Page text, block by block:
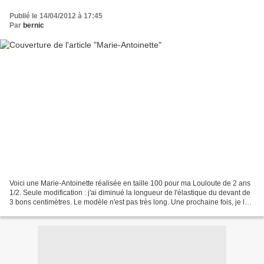
Publié le 14/04/2012 à 17:45
Par bernic
Voici une Marie-Antoinette réalisée en taille 100 pour ma Louloute de 2 ans
1/2. Seule modification : j'ai diminué la longueur de l'élastique du devant de
3 bons centimètres. Le modèle n'est pas très long. Une prochaine fois, je le